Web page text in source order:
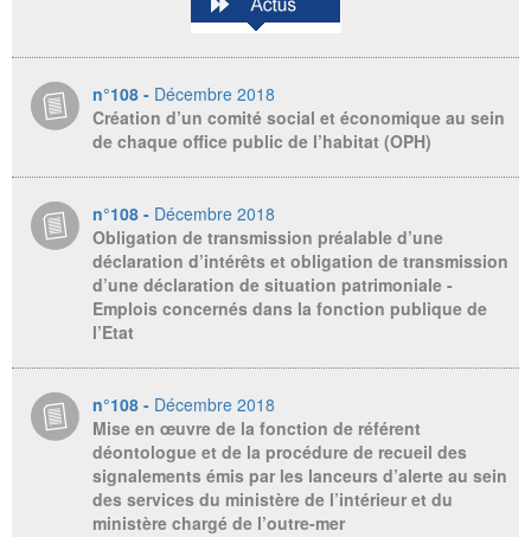
n°108 - Décembre 2018
Création d’un comité social et économique au sein
de chaque office public de l’habitat (OPH)
n°108 - Décembre 2018
Obligation de transmission préalable d’une
déclaration d’intérêts et obligation de transmission
d’une déclaration de situation patrimoniale -
Emplois concernés dans la fonction publique de
l’Etat
n°108 - Décembre 2018
Mise en œuvre de la fonction de référent
déontologue et de la procédure de recueil des
signalements émis par les lanceurs d’alerte au sein
des services du ministère de l’intérieur et du
ministère chargé de l’outre-mer